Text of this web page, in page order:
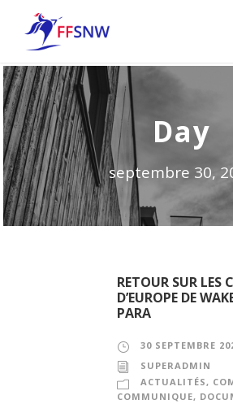
Day
septembre 30,
RETOUR SUR
D’EUROPE DE
PARA
30 SEPTEMBRE
SUPERADMIN
ACTUALITÉS,
COMMUNIQUE,